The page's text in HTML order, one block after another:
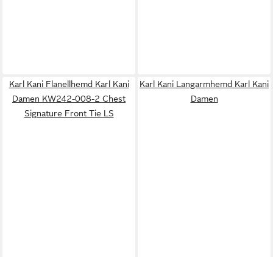
Karl Kani Flanellhemd Karl Kani
Damen KW242-008-2 Chest
Signature Front Tie LS
Karl Kani Langarmhemd Karl Kani
Damen